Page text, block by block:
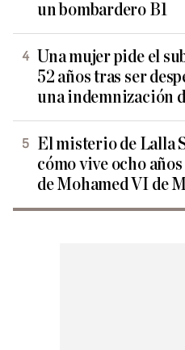
un bombardero B1
Una mujer pide el
52 años tras ser
una indemnización
El misterio de Lalla
cómo vive ocho
de Mohamed VI de